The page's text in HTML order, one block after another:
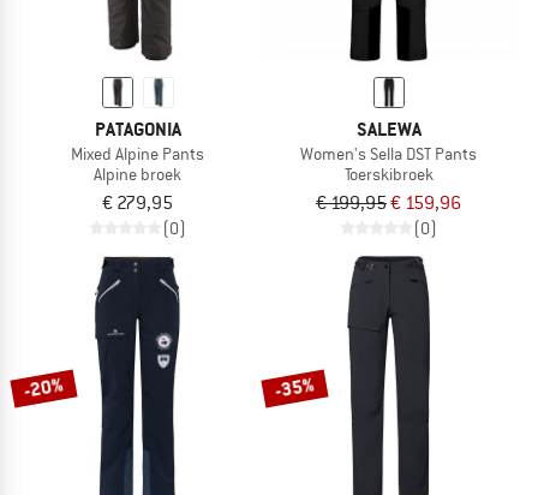
PATAGONIA
Mixed Alpine Pants
Alpine broek
€ 279,95
(0)
SALEWA
Women's Sella DST Pants
Toerskibroek
€ 199,95€ 159,96
(0)
-20% -35%